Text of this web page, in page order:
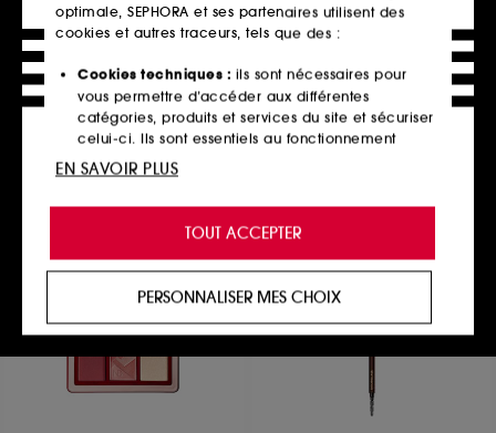
LAURA MERCIER
Face Illuminator
Highlighter Poudre
5
49,90€
PRADA
Prada Dimensions
Recharge Palette Yeux Couleur Intense Longue Tenue
35
65,00€
6 teintes disponibles
optimale, SEPHORA et ses partenaires utilisent des
cookies et autres traceurs, tels que des :
Cookies techniques : ils sont nécessaires pour
vous permettre d’accéder aux différentes
catégories, produits et services du site et sécuriser
celui-ci. Ils sont essentiels au fonctionnement
technique du site et ne peuvent être désactivés.
de vous offrir une expérience enrichie et
personnalisée en vous recommandant des
produits, des services et des contenus qui
proposer des offres promotionnelles adaptées à
votre profil.
Cookies réseaux sociaux et publicité :
ils sont
utilisés pour vous présenter du contenu susceptible
de vous plaire via des publicités, y compris sur des
TOUT ACCEPTER
PERSONNALISER MES CHOIX
EN SAVOIR PLUS